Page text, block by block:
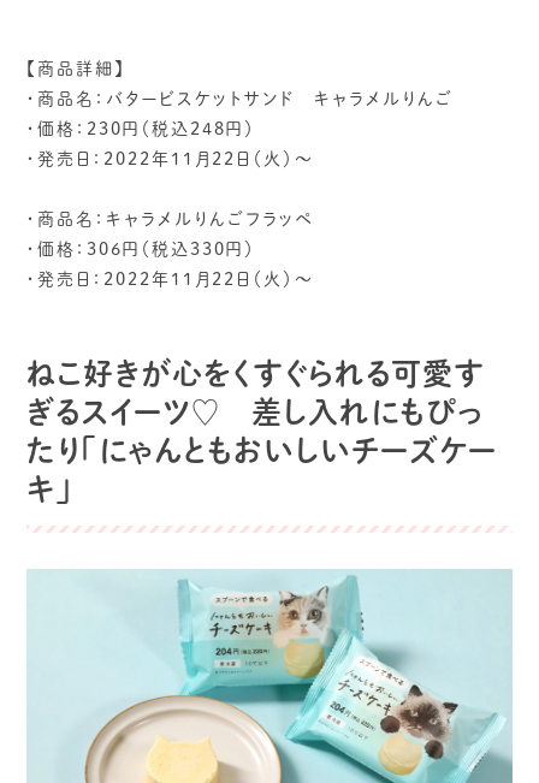
【商品詳細】
・商品名：バタービスケットサンド キャラメルりんご
・価格：230円（税込248円）
・発売日：2022年11月22日（火）～
・商品名：キャラメルりんごフラッペ
・価格：306円（税込330円）
・発売日：2022年11月22日（火）～
ねこ好きが心をくすぐられる可愛す
ぎるスイーツ♡ 差し入れにもぴっ
たり「にゃんともおいしいチーズケー
キ」